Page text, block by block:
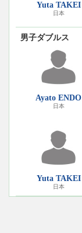
Yuta TAKEI
日本
男子ダブルス
Ayato ENDO
日本
Yuta TAKEI
日本